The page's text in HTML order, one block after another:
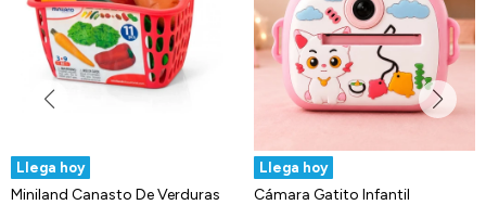
Llega hoy
Miniland Canasto De Verduras
Llega hoy
Cámara Gatito Infantil